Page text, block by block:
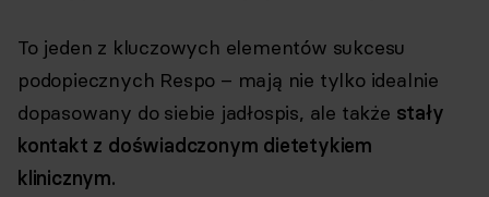
To jeden z kluczowych elementów sukcesu
podopiecznych Respo – mają nie tylko idealnie
dopasowany do siebie jadłospis, ale także stały
kontakt z doświadczonym dietetykiem
klinicznym.